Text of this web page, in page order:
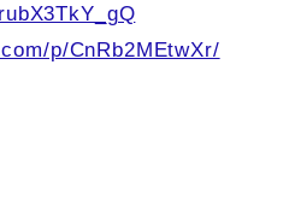
p/CnRb2MEtwXr/